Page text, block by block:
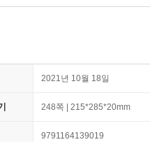
2021년 10월 18일
248쪽 | 215*285*20mm
9791164139019